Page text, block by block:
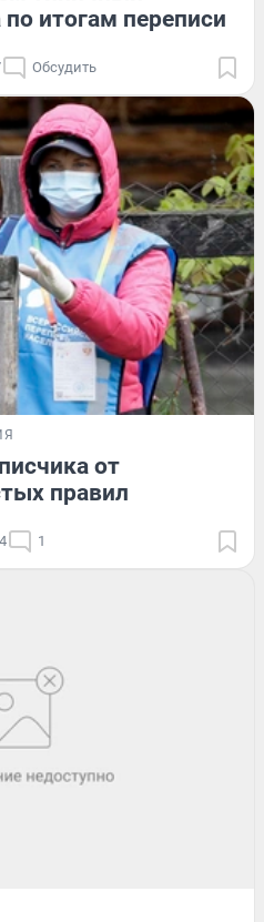
итогам переписи
Обсудить
от
правил
1